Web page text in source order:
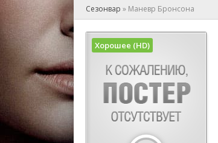
Сезонвар » Маневр Бронсона
Хорошее (HD)